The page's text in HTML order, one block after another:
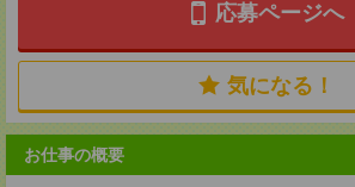
応募ページへ
気になる！
お仕事の概要